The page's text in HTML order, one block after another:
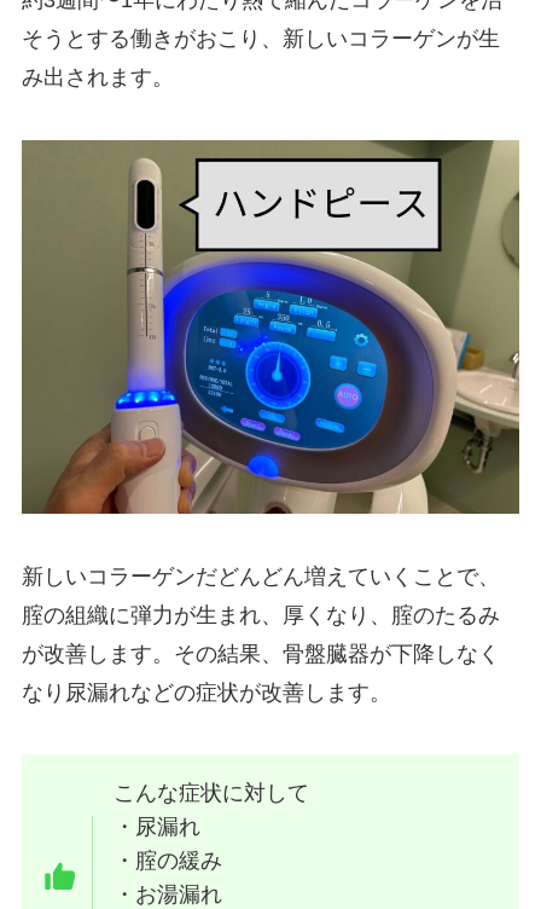
そうとする働きがおこり、新しいコラーゲンが生
み出されます。
新しいコラーゲンだどんどん増えていくことで、
腟の組織に弾力が生まれ、厚くなり、腟のたるみ
が改善します。その結果、骨盤臓器が下降しなく
なり尿漏れなどの症状が改善します。
こんな症状に対して
・尿漏れ
・腟の緩み
・お湯漏れ